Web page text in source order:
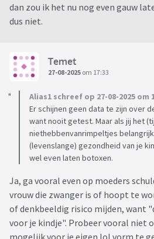
dan zou ik het nu nog even gauw
dus niet.
Temet
27-08-2025 om 17:33
Alias1 schreef op 27-08-2025 om
Er schijnen geen data te zijn over
want nooit getest. Maar als jij het
niethebbenvanrimpeltjes
(levenslange) gezondheid van je
wel even laten botoxen.
Ja, ga vooral even op moeders
vrouw die zwanger is of hoopt te
of denkbeeldig risico mijden, want
voor je kindje". Probeer vooral niet